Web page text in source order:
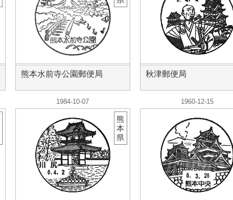
熊本水前寺公園郵便局 秋津郵便局
1984-10-07
熊
本
県
1960-12-15